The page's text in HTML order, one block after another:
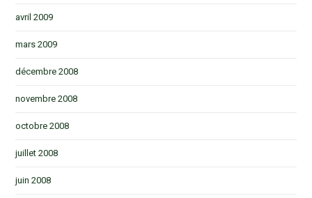
avril 2009
mars 2009
décembre 2008
novembre 2008
octobre 2008
juillet 2008
juin 2008